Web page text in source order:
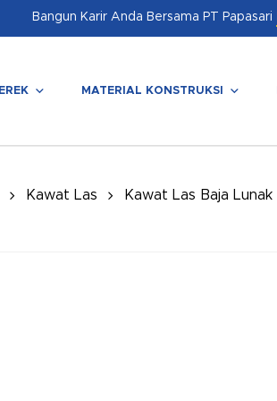
Bangun Karir Anda Bersama PT Papasari
MATERIAL KONSTRUKSI
Kawat Las Kawat Las Baja Lunak